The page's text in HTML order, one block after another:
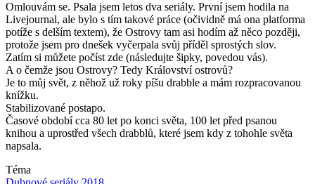
Omlouvám se. Psala jsem letos dva seriály. První jsem hodila na
Livejournal, ale bylo s tím takové práce (očividně má ona platforma
potíže s delším textem), že Ostrovy tam asi hodím až něco později,
protože jsem pro dnešek vyčerpala svůj příděl sprostých slov.
Zatím si můžete počíst zde (následujte šipky, povedou vás).
A o čemže jsou Ostrovy? Tedy Království ostrovů?
Je to můj svět, z něhož už roky píšu drabble a mám rozpracovanou
knížku.
Stabilizované postapo.
Časové období cca 80 let po konci světa, 100 let před psanou
knihou a uprostřed všech drabblů, které jsem kdy z tohohle světa
napsala.
Téma